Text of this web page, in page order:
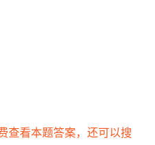
查看本题答案，还可以搜